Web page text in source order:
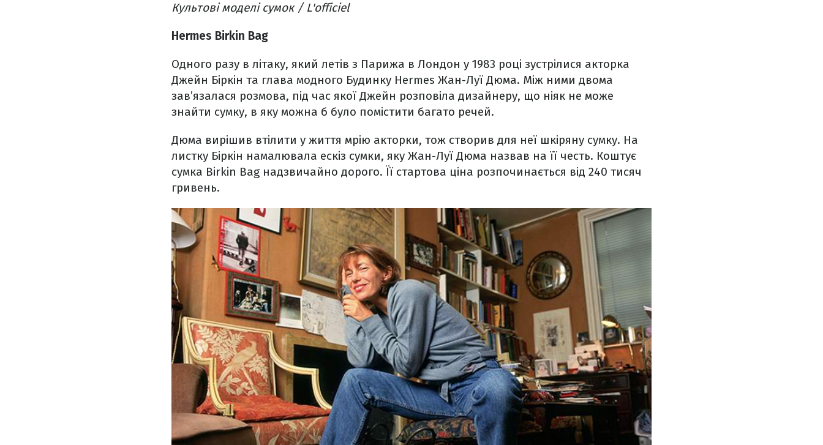
Культові моделі сумок / L'officiel
Hermes Birkin Bag
Одного разу в літаку, який летів з Парижа в Лондон у 1983 році зустрілися акторка
Джейн Біркін та глава модного Будинку Hermes Жан-Луї Дюма. Між ними двома
зав’язалася розмова, під час якої Джейн розповіла дизайнеру, що ніяк не може
знайти сумку, в яку можна б було помістити багато речей.
Дюма вирішив втілити у життя мрію акторки, тож створив для неї шкіряну сумку. На
листку Біркін намалювала ескіз сумки, яку Жан-Луї Дюма назвав на її честь. Коштує
сумка Birkin Bag надзвичайно дорого. Її стартова ціна розпочинається від 240 тисяч
гривень.